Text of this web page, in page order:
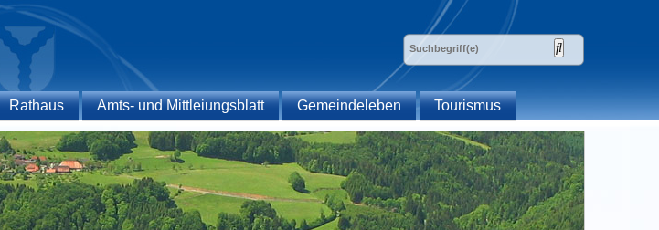
Rathaus Amts- und Mittleiungsblatt Gemeindeleben
Tourismus